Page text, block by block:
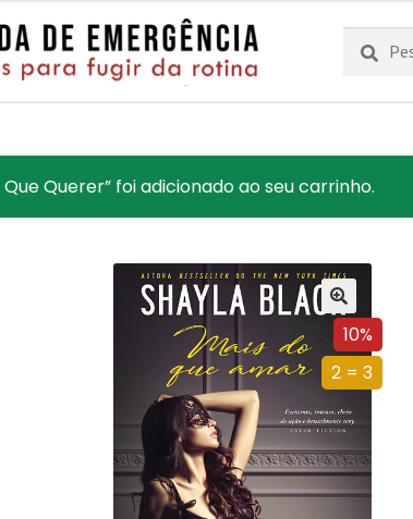
Pesquisar
por:
Pesquisa
Que Querer” foi adicionado ao seu carrinho.
10%
2 = 3